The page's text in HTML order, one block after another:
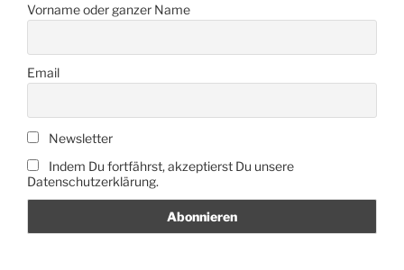
Vorname oder ganzer Name
Email
Newsletter
Indem Du fortfährst, akzeptierst Du unsere
Datenschutzerklärung.